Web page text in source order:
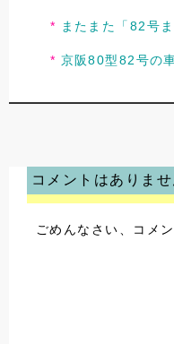
またまた「82号
京阪80型82号の
コメントはありませ
ごめんなさい、コメ